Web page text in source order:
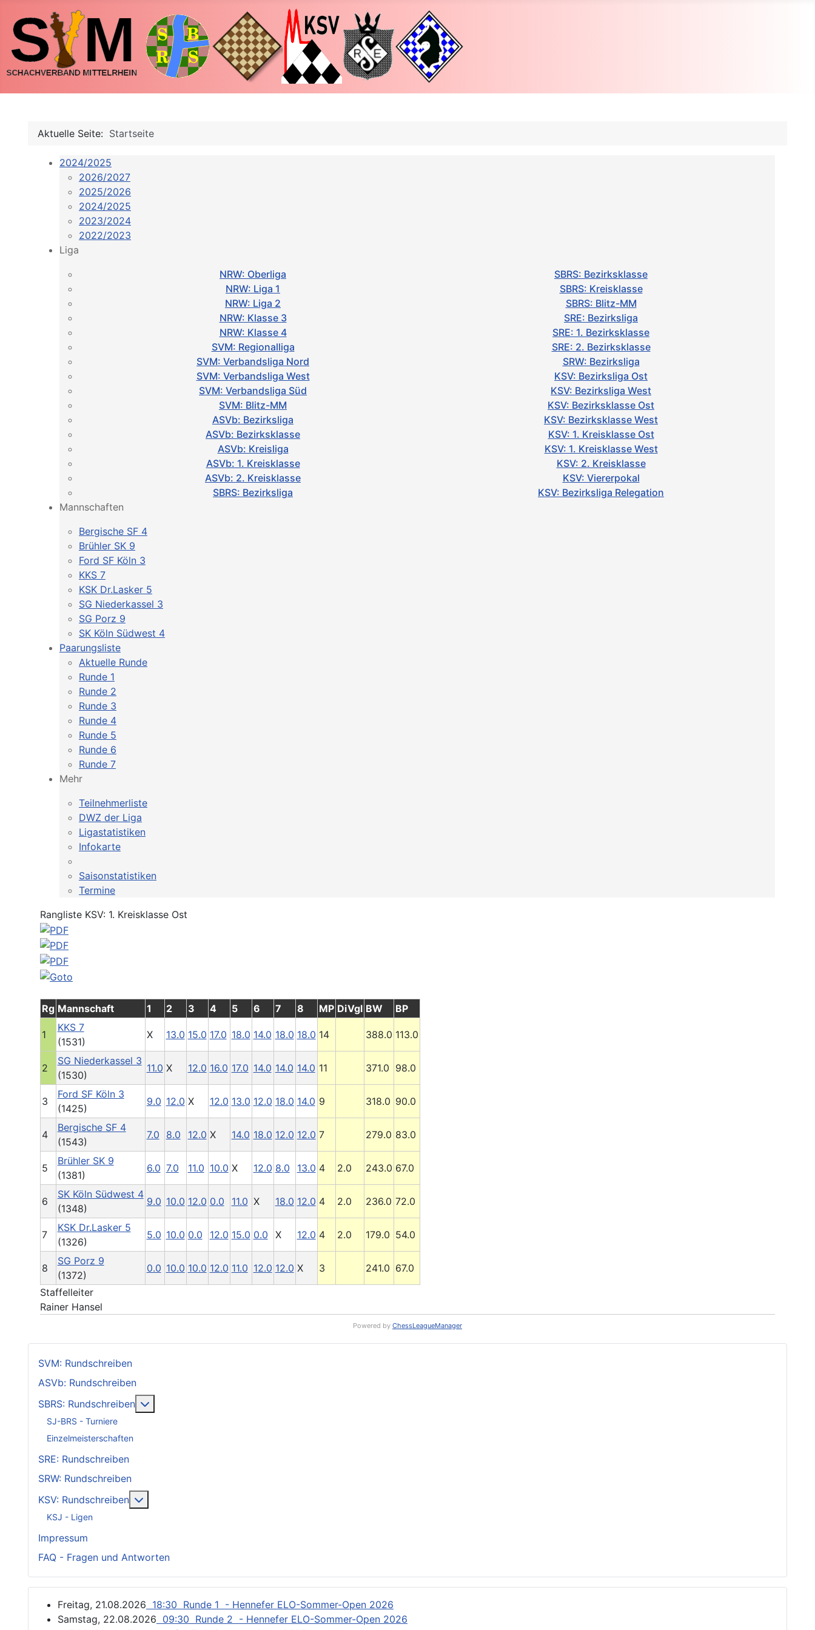
Aktuelle Seite: Startseite
2024/2025
2026/2027
2025/2026
2024/2025
2023/2024
2022/2023
Liga
NRW: Oberliga
SBRS: Bezirksklasse
NRW: Liga 1
SBRS: Kreisklasse
NRW: Liga 2
SBRS: Blitz-MM
NRW: Klasse 3
SRE: Bezirksliga
NRW: Klasse 4
SRE: 1. Bezirksklasse
SVM: Regionalliga
SRE: 2. Bezirksklasse
SVM: Verbandsliga Nord
SRW: Bezirksliga
SVM: Verbandsliga West
KSV: Bezirksliga Ost
SVM: Verbandsliga Süd
KSV: Bezirksliga West
SVM: Blitz-MM
KSV: Bezirksklasse Ost
ASVb: Bezirksliga
KSV: Bezirksklasse West
ASVb: Bezirksklasse
KSV: 1. Kreisklasse Ost
ASVb: Kreisliga
KSV: 1. Kreisklasse West
ASVb: 1. Kreisklasse
KSV: 2. Kreisklasse
ASVb: 2. Kreisklasse
KSV: Viererpokal
SBRS: Bezirksliga
KSV: Bezirksliga Relegation
Mannschaften
Bergische SF 4
Brühler SK 9
Ford SF Köln 3
KKS 7
KSK Dr.Lasker 5
SG Niederkassel 3
SG Porz 9
SK Köln Südwest 4
Paarungsliste
Aktuelle Runde
Runde 1
Runde 2
Runde 3
Runde 4
Runde 5
Runde 6
Runde 7
Mehr
Teilnehmerliste
DWZ der Liga
Ligastatistiken
Infokarte
Saisonstatistiken
Termine
Rangliste KSV: 1. Kreisklasse Ost
Rg Mannschaft 1 2 3 4 5 6 7 8 MP DiVgl BW BP
1
KKS 7
(1531)
X 13.0 15.0 17.0 18.0 14.0 18.0 18.0 14 388.0 113.0
2
SG Niederkassel 3
(1530)
11.0 X 12.0 16.0 17.0 14.0 14.0 14.0 11 371.0 98.0
3
Ford SF Köln 3
(1425)
9.0 12.0 X 12.0 13.0 12.0 18.0 14.0 9 318.0 90.0
4
Bergische SF 4
(1543)
7.0 8.0 12.0 X 14.0 18.0 12.0 12.0 7 279.0 83.0
5
Brühler SK 9
(1381)
6.0 7.0 11.0 10.0 X 12.0 8.0 13.0 4 2.0 243.0 67.0
6
SK Köln Südwest 4
(1348)
9.0 10.0 12.0 0.0 11.0 X 18.0 12.0 4 2.0 236.0 72.0
7
KSK Dr.Lasker 5
(1326)
5.0 10.0 0.0 12.0 15.0 0.0 X 12.0 4 2.0 179.0 54.0
8
SG Porz 9
(1372)
0.0 10.0 10.0 12.0 11.0 12.0 12.0 X 3 241.0 67.0
Staffelleiter
Rainer Hansel
Powered by ChessLeagueManager
SVM: Rundschreiben
ASVb: Rundschreiben
SBRS: Rundschreiben
SJ-BRS - Turniere
Einzelmeisterschaften
SRE: Rundschreiben
SRW: Rundschreiben
KSV: Rundschreiben
KSJ - Ligen
Impressum
FAQ - Fragen und Antworten
Freitag, 21.08.2026 18:30 Runde 1 - Hennefer ELO-Sommer-Open 2026
Samstag, 22.08.2026 09:30 Runde 2 - Hennefer ELO-Sommer-Open 2026